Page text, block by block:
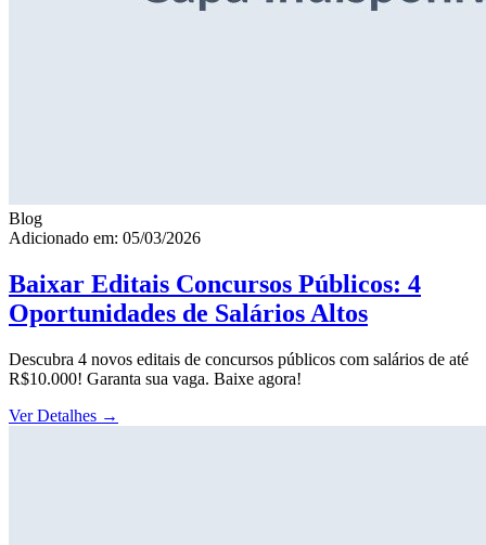
Blog
Adicionado em: 05/03/2026
Baixar Editais Concursos Públicos: 4
Oportunidades de Salários Altos
Descubra 4 novos editais de concursos públicos com salários de até
R$10.000! Garanta sua vaga. Baixe agora!
Ver Detalhes →